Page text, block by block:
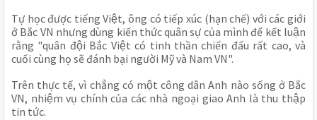
Tự học được tiếng Việt, ông có tiếp xúc (hạn chế) với các giới
ở Bắc VN nhưng dùng kiến thức quân sự của mình để kết luận
rằng "quân đội Bắc Việt có tinh thần chiến đấu rất cao, và
cuối cùng họ sẽ đánh bại người Mỹ và Nam VN".
Trên thực tế, vì chẳng có một công dân Anh nào sống ở Bắc
VN, nhiệm vụ chính của các nhà ngoại giao Anh là thu thập
tin tức.